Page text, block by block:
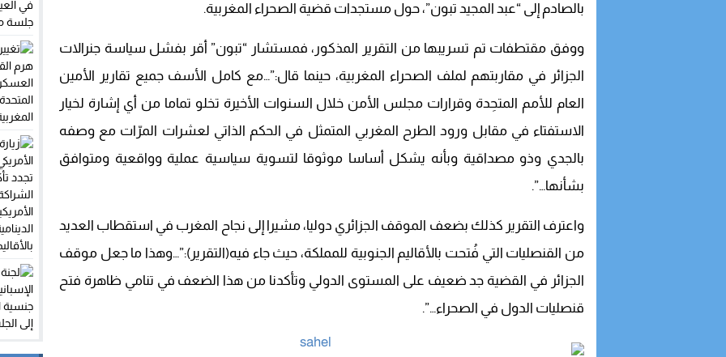
بالصادم إلى “عبد المجيد تبون”، حول مستجدات قضية الصحراء المغربية.
ووفق مقتطفات تم تسريبها من التقرير المذكور، فمستشار “تبون” أقر بفشل سياسة جنرالات
الجزائر في مقاربتهم لملف الصحراء المغربية، حينما قال:”…مع كامل الأسف جميع تقارير الأمين
العام للأمم المتحِدة وقرارات مجلس الأمن خلال السنوات الأخيرة تخلو تماما من أي إشارة لخيار
الاستفتاء في مقابل ورود الطرح المغربي المتمثل في الحكم الذاتي لعشرات المرّات مع وصفه
بالجدي وذو مصداقية وبأنه يشكل أساسا موثوقا لتسوية سياسية عملية وواقعية ومتوافق
بشأنها…”.
واعترف التقرير كذلك بضعف الموقف الجزائري دوليا، مشيرا إلى نجاح المغرب في استقطاب العديد
من القنصليات التي فُتحت بالأقاليم الجنوبية للمملكة، حيث جاء فيه(التقرير):”…وهذا ما جعل موقف
الجزائر في القضية جد ضعيف على المستوى الدولي وتأكدنا من هذا الضعف في تنامي ظاهرة فتح
قنصليات الدول في الصحراء…”.